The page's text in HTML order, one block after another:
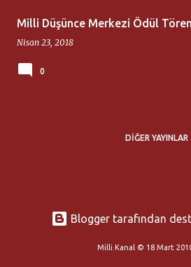
Milli Düşünce Merkezi Ödül
Nisan 23, 2018
0
DIĞER YAYINLAR
Blogger tarafından
Milli Kanal © 18 Mart